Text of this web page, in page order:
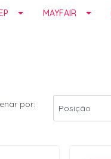
MAYFAIR
por: